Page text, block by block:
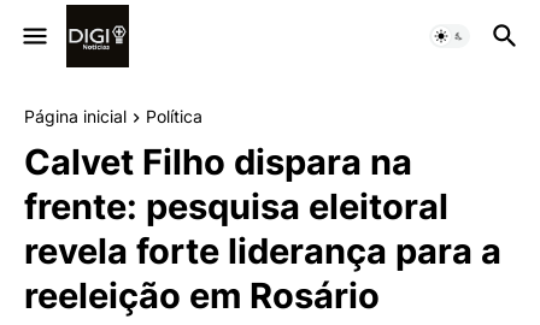
Página inicial Política
Calvet Filho dispara na
frente: pesquisa eleitoral
revela forte liderança para a
reeleição em Rosário